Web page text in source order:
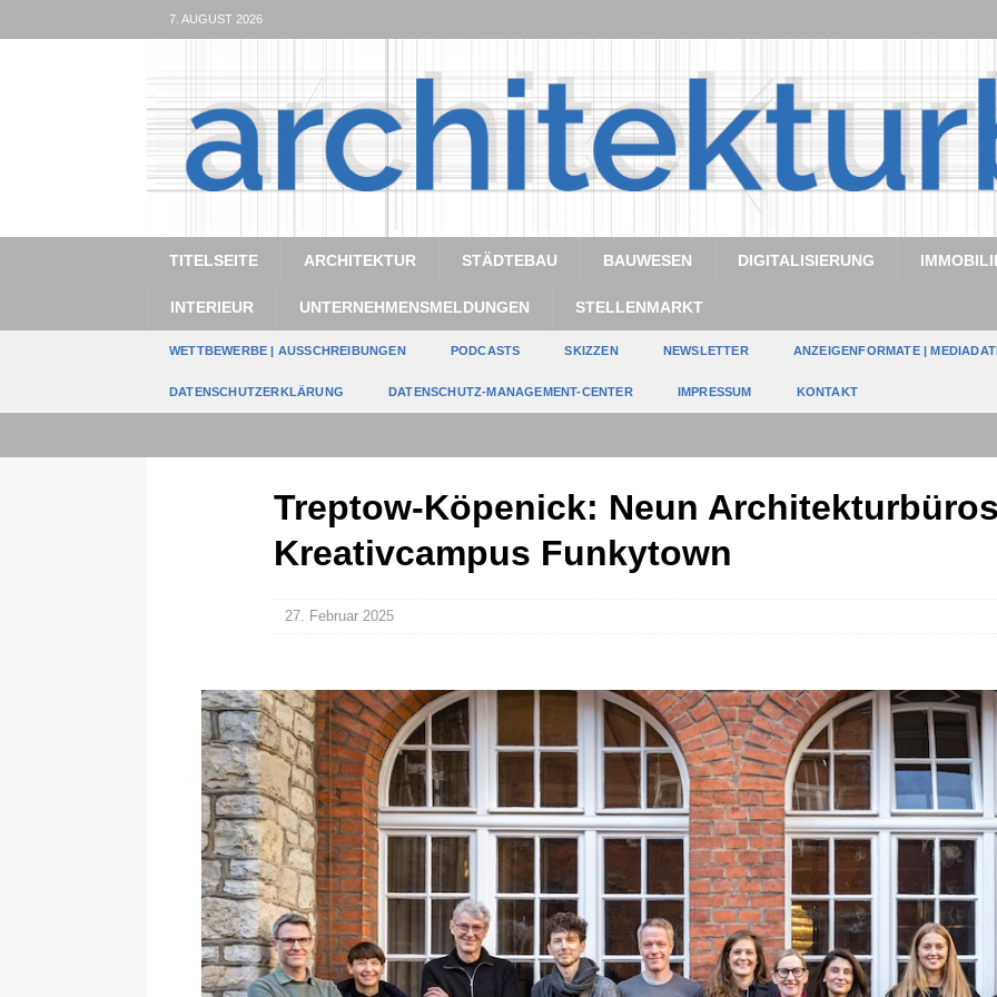
7. AUGUST 2026
TITELSEITE ARCHITEKTUR STÄDTEBAU BAUWESEN DIGITALISIERUNG
INTERIEUR UNTERNEHMENSMELDUNGEN STELLENMARKT
WETTBEWERBE | AUSSCHREIBUNGEN PODCASTS SKIZZEN NEWSLETTER ANZEIGENFORMATE |
DATENSCHUTZERKLÄRUNG DATENSCHUTZ-MANAGEMENT-CENTER IMPRESSUM KONTAKT
Treptow-Köpenick: Neun
Kreativcampus Funkytown
27. Februar 2025